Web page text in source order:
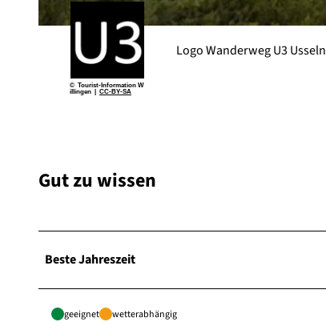
© (c) Klaus-Peter Kappest, Germany |
© Tourist-Information W
illingen | CC-BY-SA
Logo Wanderweg U3 Usseln
Gut zu wissen
Beste Jahreszeit
geeignet wetterabhängig